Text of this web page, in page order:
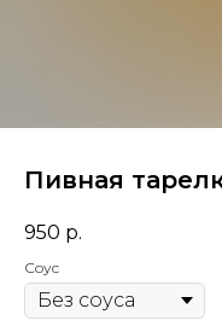
Пивная
950 р.
Соус